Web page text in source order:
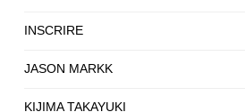
INSCRIRE
JASON MARKK
KIJIMA TAKAYUKI